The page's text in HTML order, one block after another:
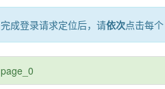
完成登录请求定位后，请依次点击每个
page_0